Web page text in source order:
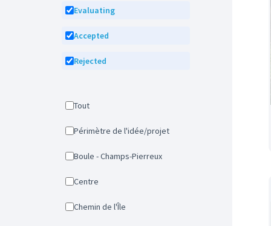
Evaluating
Accepted
Rejected
Tout
Périmètre de l'idée/projet
Boule - Champs-Pierreux
Centre
Chemin de l'Île